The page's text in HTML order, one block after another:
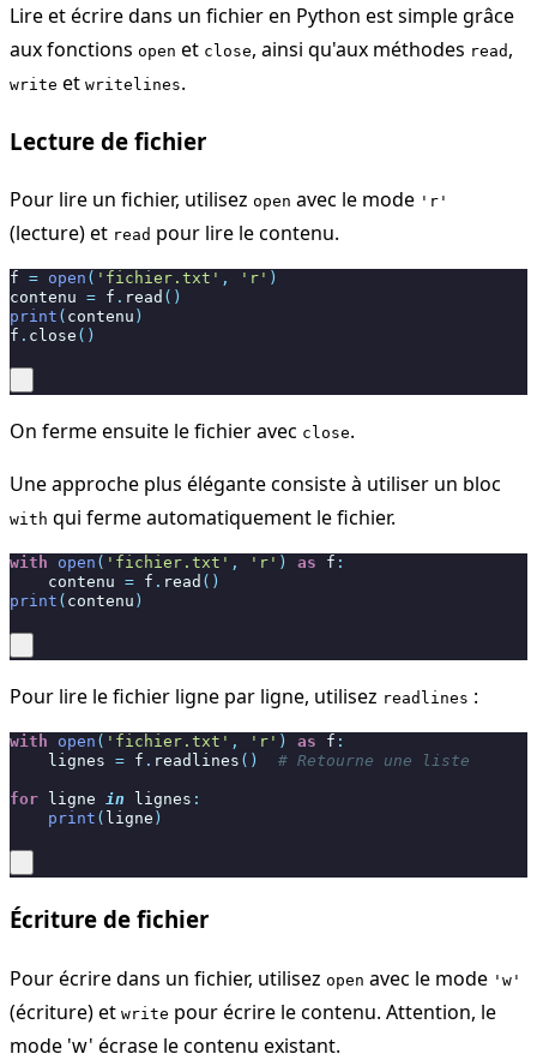
Lire et écrire dans un fichier en Python est simple grâce
aux fonctions open et close, ainsi qu'aux méthodes read ,
write et writelines.
Lecture de fichier
Pour lire un fichier, utilisez open avec le mode 'r'
(lecture) et read pour lire le contenu.
f = open ( 'fichier.txt' , 'r' )
contenu = f . read ()
print ( contenu )
f . close ()
On ferme ensuite le fichier avec close.
Une approche plus élégante consiste à utiliser un bloc
with qui ferme automatiquement le fichier.
with open ( 'fichier.txt' , 'r' ) as f :
contenu = f . read ()
print ( contenu )
Pour lire le fichier ligne par ligne, utilisez readlines :
with open ( 'fichier.txt' , 'r' ) as f :
lignes = f . readlines () # Retourne une liste
for ligne in lignes :
print ( ligne )
Écriture de fichier
Pour écrire dans un fichier, utilisez open avec le mode 'w'
(écriture) et write pour écrire le contenu. Attention, le
mode 'w' écrase le contenu existant.